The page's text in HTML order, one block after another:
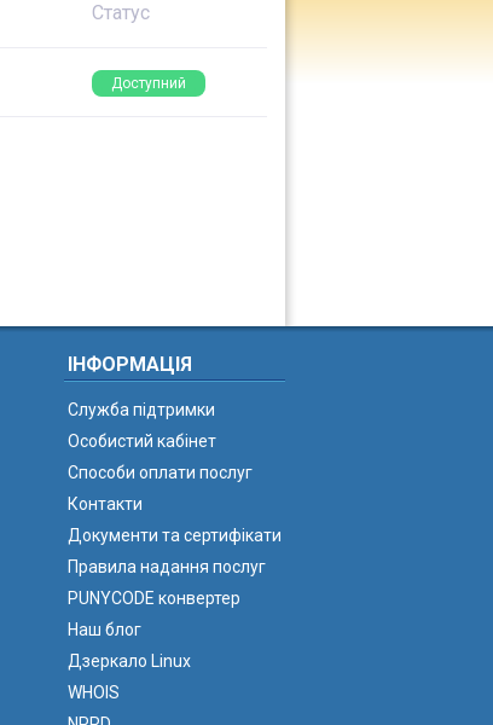
Статус
Доступний
ІНФОРМАЦІЯ
Служба підтримки
Особистий кабінет
Способи оплати послуг
Контакти
Документи та сертифікати
Правила надання послуг
PUNYCODE конвертер
Наш блог
Дзеркало Linux
WHOIS